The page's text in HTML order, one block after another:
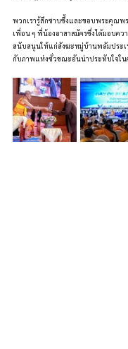
พวกเรารู้สึกซาบซึ้งและขอบพระคุณพ
เพื่อน ๆ พี่น้องอาสาสมัครซึ่งได้มอบคว
สนับสนุนให้แก่สังฆะหมู่บ้านพลัมประเ
กับภาพแห่งชั่วขณะอันน่าประทับใจใน